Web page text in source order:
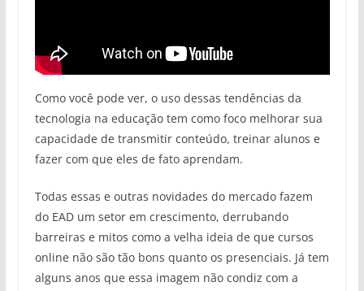
Como você pode ver, o uso dessas tendências da
tecnologia na educação tem como foco melhorar sua
capacidade de transmitir conteúdo, treinar alunos e
fazer com que eles de fato aprendam.
Todas essas e outras novidades do mercado fazem
do EAD um setor em crescimento, derrubando
barreiras e mitos como a velha ideia de que cursos
online não são tão bons quanto os presenciais. Já tem
alguns anos que essa imagem não condiz com a